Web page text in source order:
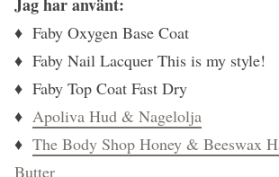
♦ Faby Oxygen Base Coat
♦ Faby Nail Lacquer This is my style!
♦ Faby Top Coat Fast Dry
♦ Apoliva Hud & Nagelolja
♦ The Body Shop Honey & Beeswax
Butter